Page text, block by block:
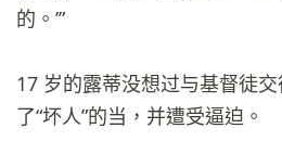
的。’”
17 岁的露蒂没想过与基督徒
了“坏人”的当，并遭受逼迫。